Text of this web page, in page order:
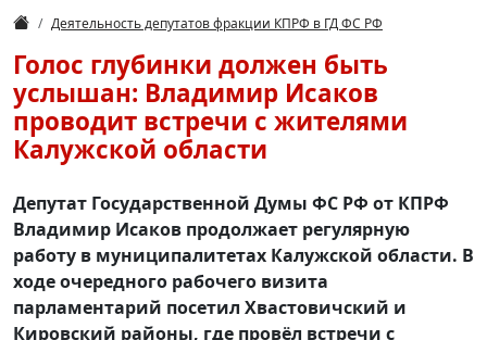
Деятельность депутатов фракции КПРФ в ГД ФС РФ
Голос глубинки должен быть
услышан: Владимир Исаков
проводит встречи с жителями
Калужской области
Депутат Государственной Думы ФС РФ от КПРФ
Владимир Исаков продолжает регулярную
работу в муниципалитетах Калужской области. В
ходе очередного рабочего визита
парламентарий посетил Хвастовичский и
Кировский районы, где провёл встречи с